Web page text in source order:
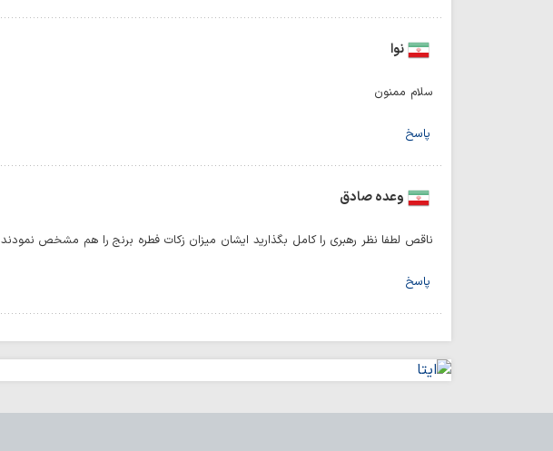
نوا
سلام ممنون
پاسخ
وعده صادق
ناقص لطفا نظر رهبری را کامل بگذارید ایشان میزان زکات فطره برنج را هم مشخص نمودند
پاسخ